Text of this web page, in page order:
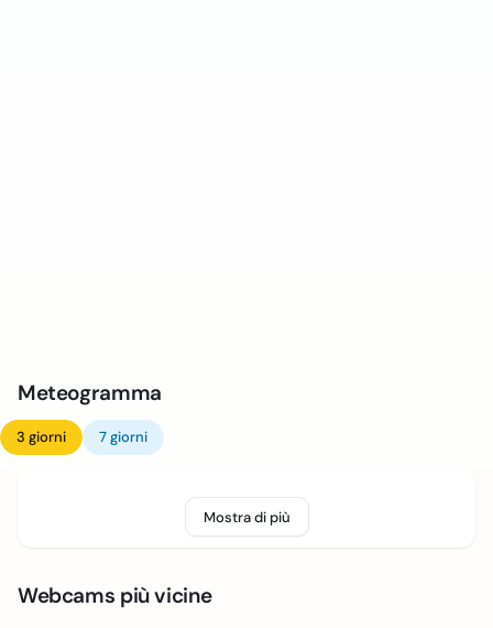
Meteogramma
3 giorni 7 giorni
Mostra di più
Webcams più vicine